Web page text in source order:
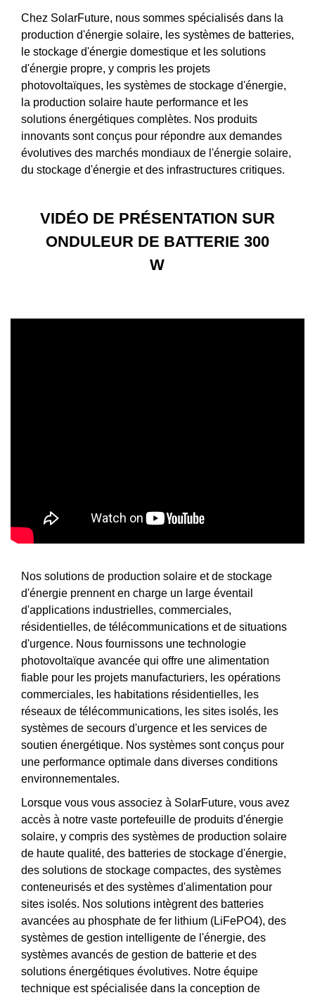
Chez SolarFuture, nous sommes spécialisés dans la
production d'énergie solaire, les systèmes de batteries,
le stockage d'énergie domestique et les solutions
d'énergie propre, y compris les projets
photovoltaïques, les systèmes de stockage d'énergie,
la production solaire haute performance et les
solutions énergétiques complètes. Nos produits
innovants sont conçus pour répondre aux demandes
évolutives des marchés mondiaux de l'énergie solaire,
du stockage d'énergie et des infrastructures critiques.
VIDÉO DE PRÉSENTATION SUR
ONDULEUR DE BATTERIE 300
W
Nos solutions de production solaire et de stockage
d'énergie prennent en charge un large éventail
d'applications industrielles, commerciales,
résidentielles, de télécommunications et de situations
d'urgence. Nous fournissons une technologie
photovoltaïque avancée qui offre une alimentation
fiable pour les projets manufacturiers, les opérations
commerciales, les habitations résidentielles, les
réseaux de télécommunications, les sites isolés, les
systèmes de secours d'urgence et les services de
soutien énergétique. Nos systèmes sont conçus pour
une performance optimale dans diverses conditions
environnementales.
Lorsque vous vous associez à SolarFuture, vous avez
accès à notre vaste portefeuille de produits d'énergie
solaire, y compris des systèmes de production solaire
de haute qualité, des batteries de stockage d'énergie,
des solutions de stockage compactes, des systèmes
conteneurisés et des systèmes d'alimentation pour
sites isolés. Nos solutions intègrent des batteries
avancées au phosphate de fer lithium (LiFePO4), des
systèmes de gestion intelligente de l'énergie, des
systèmes avancés de gestion de batterie et des
solutions énergétiques évolutives. Notre équipe
technique est spécialisée dans la conception de